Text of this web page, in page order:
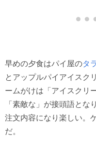
早めの夕食はパイ屋のタ
とアップルパイアイスク
ームがけは「アイスクリ
「素敵な」が接頭語とな
注文内容になり楽しい。
だ。